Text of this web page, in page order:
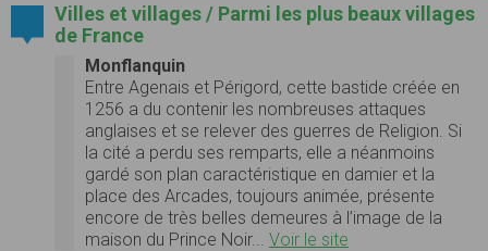
Villes et villages / Parmi les plus beaux villages
de France
Monflanquin
Entre Agenais et Périgord, cette bastide créée en
1256 a du contenir les nombreuses attaques
anglaises et se relever des guerres de Religion. Si
la cité a perdu ses remparts, elle a néanmoins
gardé son plan caractéristique en damier et la
place des Arcades, toujours animée, présente
encore de très belles demeures à l’image de la
maison du Prince Noir... Voir le site